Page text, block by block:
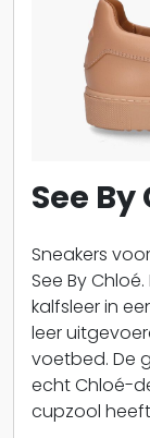
See
Sneakers
See By
kalfsleer in
leer
voetbed. De
echt Chloé-
cupzool